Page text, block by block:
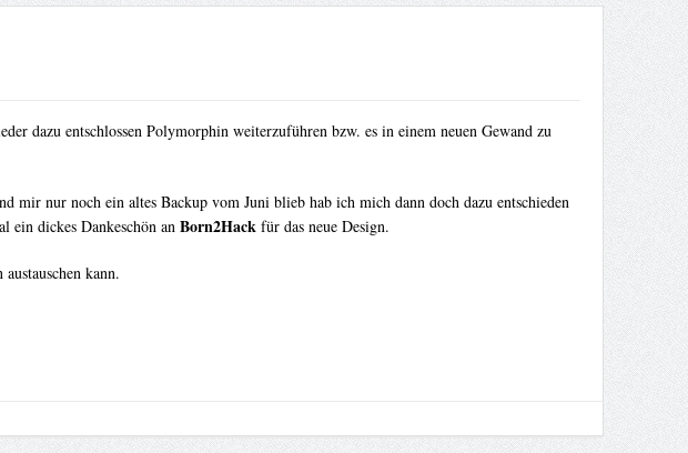
dazu entschlossen Polymorphin weiterzuführen bzw. es in einem neuen Gewand zu
mir nur noch ein altes Backup vom Juni blieb hab ich mich dann doch dazu entschieden
ein dickes Dankeschön an Born2Hackfür das neue Design.
kann.